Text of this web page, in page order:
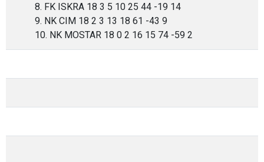
8. FK ISKRA 18 3 5 10 25 44 -19 14
9. NK CIM 18 2 3 13 18 61 -43 9
10. NK MOSTAR 18 0 2 16 15 74 -59 2